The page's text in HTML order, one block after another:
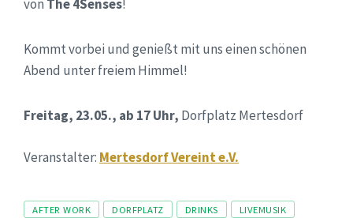
von The 4Senses!
Kommt vorbei und genießt mit uns einen schönen
Abend unter freiem Himmel!
Freitag, 23.05., ab 17 Uhr, Dorfplatz Mertesdorf
Veranstalter: Mertesdorf Vereint e.V.
Tags
AFTER WORK DORFPLATZ DRINKS
LIVEMUSIK